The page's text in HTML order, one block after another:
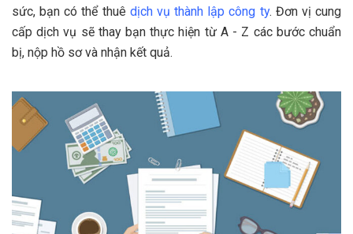
sức, bạn có thể thuê dịch vụ thành lập công ty. Đơn vị cung
cấp dịch vụ sẽ thay bạn thực hiện từ A - Z các bước chuẩn
bị, nộp hồ sơ và nhận kết quả.